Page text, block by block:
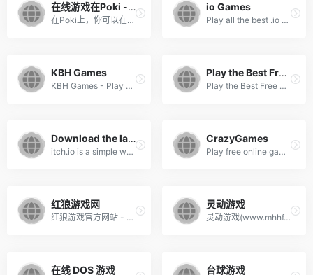
在线游戏在Poki -让我们玩
在Poki上，你可以在学校或家里玩免费的网络游戏。Poki拥有最好的在线游戏选择，并提供了最有趣的体验独自或与朋友一起玩。我们支持手机和桌面游戏。
io Games
Play all the best .io games like Surviv.io, Slither.io, Krunker.io and Moomoo. Games are updated daily and are fully unblocked.
KBH Games
KBH Games - Play Free Online Web Games
Play the Best Free Online Games
Play the Best Free Online Games | PacoGames.com
Download the latest indie games
itch.io is a simple way to find, download and distribute indie games online. Whether you&#039;re a developer looking to upload your game or just someone looking for something new to play itch.io has you covered.
CrazyGames
Play free online games at CrazyGames, the best place to play high-quality browser games. We add new games every day. Have fun!
红狼游戏网
红狼游戏官方网站 - 国人自制游戏发布分享平台，红狼游戏网提供在线制作游戏工具，用双手创造属于你的世界！在线制作，在线分享，你的世界你做主！
灵动游戏
灵动游戏(www.mhhf.com)分享在线好游戏。
在线 DOS 游戏 台球游戏